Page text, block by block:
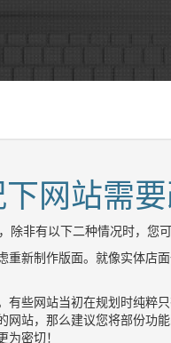
网站需要
非有以下二种情况时，您可
制作版面。就像实体店
网站当初在规划时纯粹
站，那么建议您将部份功
密切！